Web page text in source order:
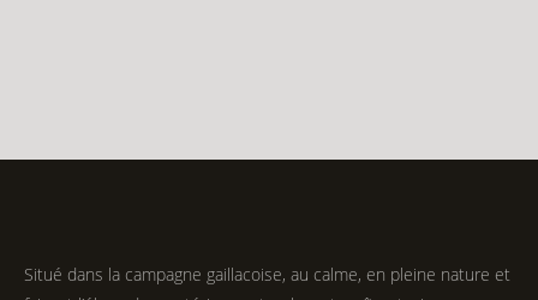
Situé dans la campagne gaillacoise, au calme, en pleine nature et